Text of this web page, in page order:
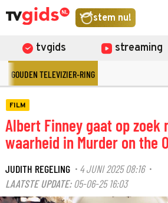
stem nu!
tvgids streaming
GOUDEN TELEVIZIER-RING
FILM
Albert Finney gaat op zoek
waarheid in Murder on the
JUDITH REGELING · 4 JUNI 2025 08:16·
LAATSTE UPDATE: 05-06-25 16:03